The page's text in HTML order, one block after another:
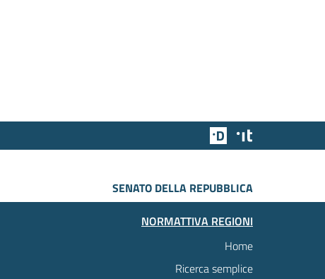
Team Digitale
SENATO DELLA REPUBBLICA
NORMATTIVA REGIONI
Home
Ricerca semplice